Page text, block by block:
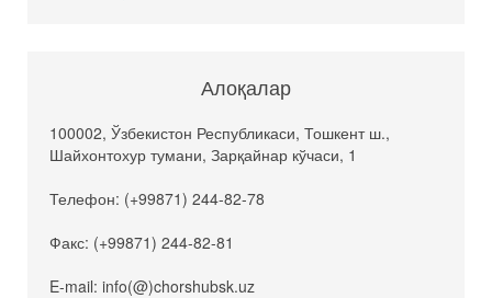
Алоқалар
100002, Ўзбекистон Республикаси, Тошкент ш.,
Шайхонтохур тумани, Зарқайнар кўчаси, 1
Телефон: (+99871) 244-82-78
Факс: (+99871) 244-82-81
E-mail: info(@)chorshubsk.uz